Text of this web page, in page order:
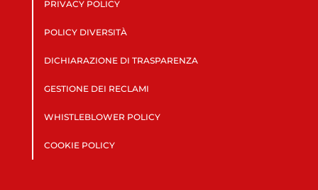
PRIVACY POLICY
POLICY DIVERSITÀ
DICHIARAZIONE DI TRASPARENZA
GESTIONE DEI RECLAMI
WHISTLEBLOWER POLICY
COOKIE POLICY